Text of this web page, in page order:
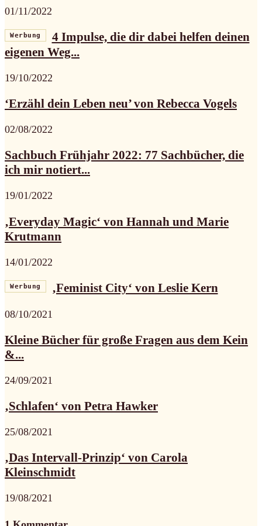
01/11/2022
Werbung
4 Impulse, die dir dabei helfen deinen
eigenen Weg...
19/10/2022
‘Erzähl dein Leben neu’ von Rebecca Vogels
02/08/2022
Sachbuch Frühjahr 2022: 77 Sachbücher, die
ich mir notiert...
19/01/2022
‚Everyday Magic‘ von Hannah und Marie
Krutmann
14/01/2022
Werbung ‚Feminist City‘ von Leslie Kern
08/10/2021
Kleine Bücher für große Fragen aus dem Kein
&...
24/09/2021
‚Schlafen‘ von Petra Hawker
25/08/2021
‚Das Intervall-Prinzip‘ von Carola
Kleinschmidt
19/08/2021